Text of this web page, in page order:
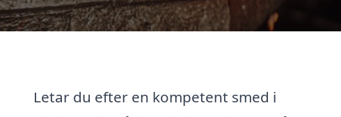
Letar du efter en kompetent smed i